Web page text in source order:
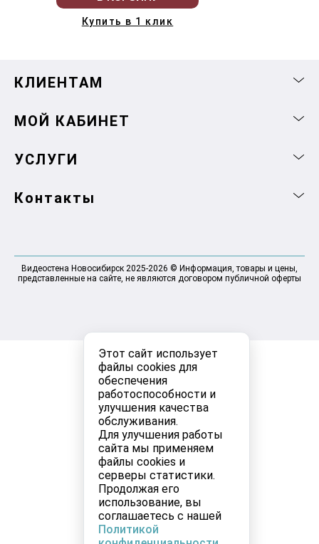
Этот сайт использует
файлы cookies для
обеспечения
работоспособности и
улучшения качества
обслуживания.
Для улучшения работы
сайта мы применяем
файлы cookies и
серверы статистики.
Продолжая его
использование, вы
соглашаетесь с нашей
Политикой
Купить в 1 клик
КЛИЕНТАМ
МОЙ КАБИНЕТ
УСЛУГИ
Контакты
Видеостена Новосибирск 2025-2026 © Информация, товары и цены,
представленные на сайте, не являются договором публичной оферты